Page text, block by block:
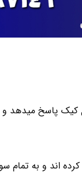
کیک پاسخ
اند و به تمام